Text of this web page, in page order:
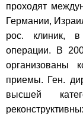
проходят
Германии,
рос. клиник, в
операции. В
организованы
приемы. Ген.
высшей